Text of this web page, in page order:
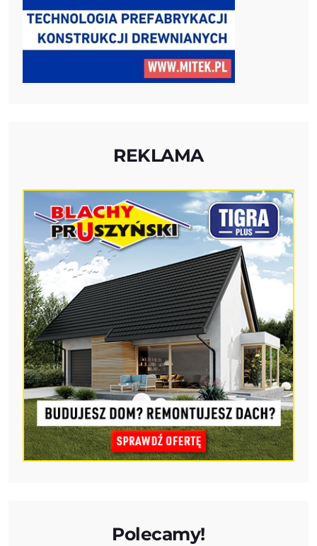
REKLAMA
Polecamy!